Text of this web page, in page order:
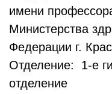
имени
Министерства
Федерации г.
Отделение: 1-е
отделение